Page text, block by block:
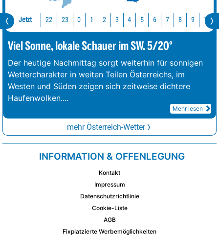
Jetzt 22 23 0 1 2 3 4 5 6 7 8 9 10
Viel Sonne, lokale Schauer im SW. 5/20°
Der heutige Nachmittag sorgt weiterhin für sonnigen
Wettercharakter in weiten Teilen Österreichs, im
Westen und Süden zeigen sich zeitweise dichtere
Haufenwolken....
Mehr lesen
mehr Österreich-Wetter
INFORMATION & OFFENLEGUNG
Kontakt
Impressum
Datenschutzrichtlinie
Cookie-Liste
AGB
Fixplatzierte Werbemöglichkeiten